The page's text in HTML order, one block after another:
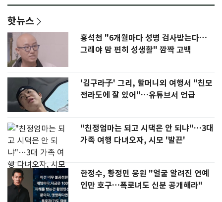
핫뉴스
홍석천 "6개월마다 성병 검사받는다…
그래야 맘 편히 성생활" 깜짝 고백
'김구라子' 그리, 할머니외 여행서 "친모
전라도에 잘 있어"…유튜브서 언급
"친정엄마는 되고 시댁은 안 되냐"…3대
가족 여행 다녀오자, 시모 '발끈'
한정수, 황정민 응원 "얼굴 알려진 연예
인만 호구…폭로녀도 신분 공개해라"